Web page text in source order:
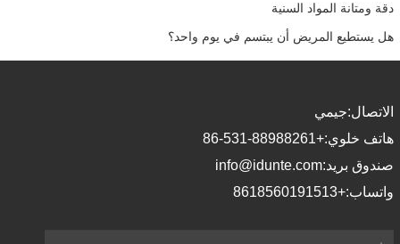
دقة ومتانة المواد السنية
هل يستطيع المريض أن يبتسم في يوم واحد؟
الاتصال:جيمي
هاتف خلوي:+86-531-88988261
صندوق بريد:info@idunte.com
واتساب:+8618560191513